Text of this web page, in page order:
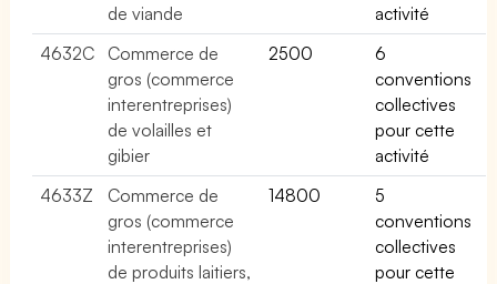
de viande
activité
4632C
Commerce de
gros (commerce
interentreprises)
de volailles et
gibier
2500
6
conventions
collectives
pour cette
activité
4633Z
Commerce de
gros (commerce
interentreprises)
de produits laitiers,
14800
5
conventions
collectives
pour cette